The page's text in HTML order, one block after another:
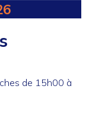
de 15h00 à